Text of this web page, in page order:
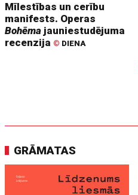
Mīlestības un cerību
manifests. Operas
Bohēma jauniestudējuma
recenzija © DIENA
GRĀMATAS